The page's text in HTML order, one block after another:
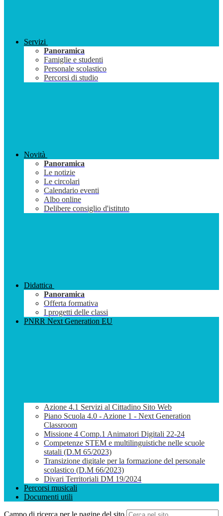
Servizi
Panoramica
Famiglie e studenti
Personale scolastico
Percorsi di studio
Novità
Panoramica
Le notizie
Le circolari
Calendario eventi
Albo online
Delibere consiglio d'istituto
Didattica
Panoramica
Offerta formativa
I progetti delle classi
PNRR Next Generation EU
Azione 4.1 Servizi al Cittadino Sito Web
Piano Scuola 4.0 - Azione 1 - Next Generation
Classroom
Missione 4 Comp.1 Animatori Digitali 22-24
Competenze STEM e multilinguistiche nelle scuole
statali (D.M 65/2023)
Transizione digitale per la formazione del personale
scolastico (D.M 66/2023)
Divari Territoriali DM 19/2024
Percorsi musicali
Documenti utili